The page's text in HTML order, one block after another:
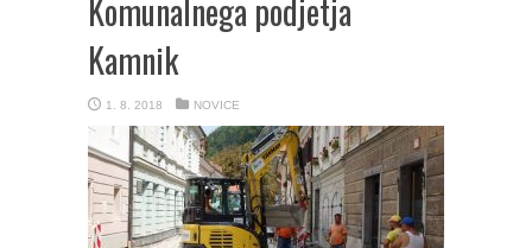
Komunalnega podjetja
Kamnik
1. 8. 2018 NOVICE